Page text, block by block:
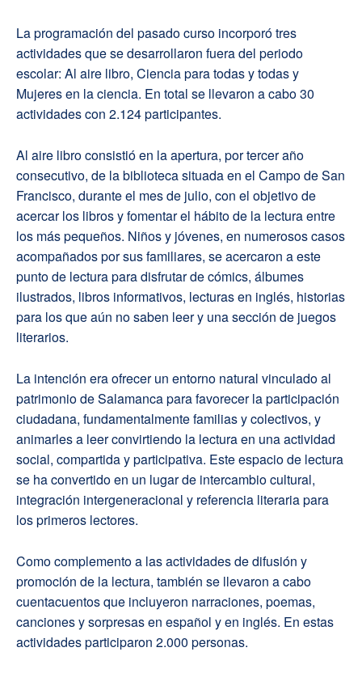
La programación del pasado curso incorporó tres
actividades que se desarrollaron fuera del periodo
escolar: Al aire libro, Ciencia para todas y todas y
Mujeres en la ciencia. En total se llevaron a cabo 30
actividades con 2.124 participantes.
Al aire libro consistió en la apertura, por tercer año
consecutivo, de la biblioteca situada en el Campo de San
Francisco, durante el mes de julio, con el objetivo de
acercar los libros y fomentar el hábito de la lectura entre
los más pequeños. Niños y jóvenes, en numerosos casos
acompañados por sus familiares, se acercaron a este
punto de lectura para disfrutar de cómics, álbumes
ilustrados, libros informativos, lecturas en inglés, historias
para los que aún no saben leer y una sección de juegos
literarios.
La intención era ofrecer un entorno natural vinculado al
patrimonio de Salamanca para favorecer la participación
ciudadana, fundamentalmente familias y colectivos, y
animarles a leer convirtiendo la lectura en una actividad
social, compartida y participativa. Este espacio de lectura
se ha convertido en un lugar de intercambio cultural,
integración intergeneracional y referencia literaria para
los primeros lectores.
Como complemento a las actividades de difusión y
promoción de la lectura, también se llevaron a cabo
cuentacuentos que incluyeron narraciones, poemas,
canciones y sorpresas en español y en inglés. En estas
actividades participaron 2.000 personas.